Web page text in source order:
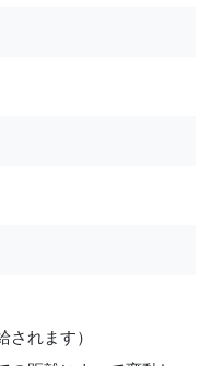
れます）